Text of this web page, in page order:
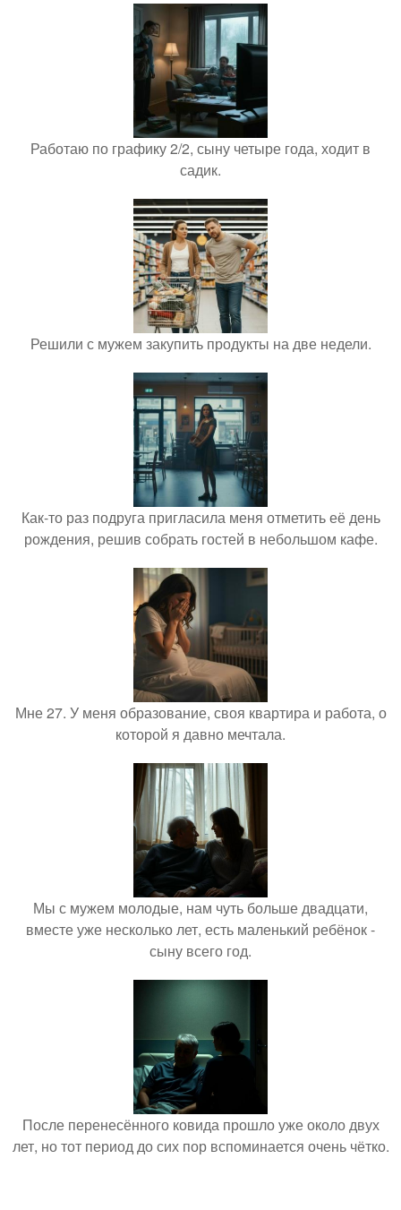
Работаю по графику 2/2, сыну четыре года, ходит в
садик.
Решили с мужем закупить продукты на две недели.
Как-то раз подруга пригласила меня отметить её день
рождения, решив собрать гостей в небольшом кафе.
Мне 27. У меня образование, своя квартира и работа, о
которой я давно мечтала.
Мы с мужем молодые, нам чуть больше двадцати,
вместе уже несколько лет, есть маленький ребёнок -
сыну всего год.
После перенесённого ковида прошло уже около двух
лет, но тот период до сих пор вспоминается очень чётко.